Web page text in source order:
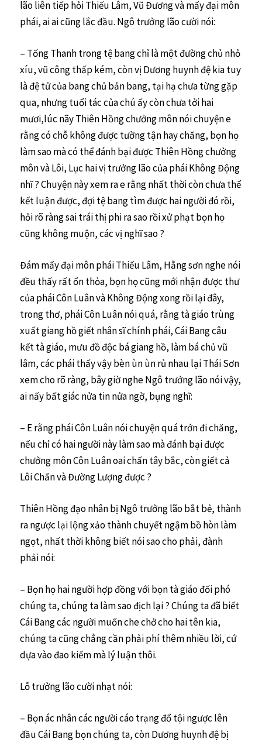
lão liên tiếp hỏi Thiếu Lâm, Vũ Đương và mấy đại môn
phái, ai ai cũng lắc đầu. Ngô trưởng lão cười nói:
– Tống Thanh trong tệ bang chỉ là một đường chủ nhỏ
xíu, vũ công thấp kém, còn vị Dương huynh đệ kia tuy
là đệ tử của bang chủ bản bang, tại hạ chưa từng gặp
qua, nhưng tuổi tác của chú ấy còn chưa tởi hai
mươi,lúc nãy Thiên Hồng chưởng môn nói chuyện e
rằng có chỗ không được tường tận hay chăng, bọn họ
làm sao mà có thể đánh bại được Thiên Hồng chưởng
môn và Lôi, Lục hai vị trưởng lão của phái Không Động
nhĩ ? Chuyện này xem ra e rằng nhất thời còn chưa thể
kết luận được, đợi tệ bang tìm được hai người đó rồi,
hỏi rõ ràng sai trái thị phi ra sao rồi xử phạt bọn họ
cũng không muộn, các vị nghĩ sao ?
Đám mấy đại môn phái Thiếu Lâm, Hằng sơn nghe nói
đều thấy rất ổn thỏa, bọn họ cũng mới nhận được thư
của phái Côn Luân và Không Động xong rồi lại đây,
trong thơ, phái Côn Luân nói quá, rằng tà giáo trùng
xuất giang hồ giết nhân sĩ chính phái, Cái Bang câu
kết tà giáo, mưu đồ độc bá giang hồ, làm bá chủ vũ
lâm, các phái thấy vậy bèn ùn ùn rủ nhau lại Thái Sơn
xem cho rõ ràng, bây giờ nghe Ngô trưởng lão nói vậy,
ai nấy bất giác nửa tin nửa ngờ, bụng nghĩ:
– E rằng phái Côn Luân nói chuyện quá trớn đi chăng,
nếu chỉ có hai người này làm sao mà đánh bại được
chưởng môn Côn Luân oai chấn tây bắc, còn giết cả
Lôi Chấn và Đường Lượng được ?
Thiên Hồng đạo nhân bị Ngô trưởng lão bắt bẻ, thành
ra ngược lại lộng xảo thành chuyết ngậm bồ hòn làm
ngọt, nhất thời không biết nói sao cho phải, đành
phải nói:
– Bọn họ hai người hợp đồng với bọn tà giáo đối phó
chúng ta, chúng ta làm sao địch lại ? Chúng ta đã biết
Cái Bang các người muốn che chở cho hai tên kia,
chúng ta cũng chẳng cần phải phí thêm nhiều lời, cứ
dựa vào đao kiếm mà lý luận thôi.
Lỗ trưởng lão cười nhạt nói:
– Bọn ác nhân các người cáo trạng đổ tội ngược lên
đầu Cái Bang bọn chúng ta, còn Dương huynh đệ bị